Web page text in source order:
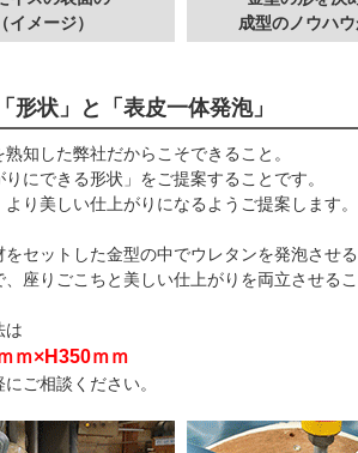
メージ）
成型のノウハ
形状」と「表皮一体発泡」
知した弊社だからこそできること。
にできる形状」をご提案することです。
り美しい仕上がりになるようご提案します。
をセットした金型の中でウレタンを発泡させる
、座りごこちと美しい仕上がりを両立させる
は
ｍ×H350ｍｍ
ご相談ください。